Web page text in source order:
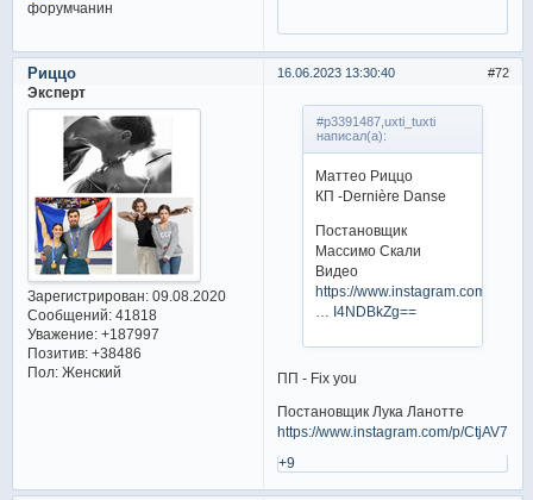
72
16.06.2023 13:30:40
Риццо
Эксперт
Зарегистрирован: 09.08.2020
Сообщений:41818
Уважение: +187997
Позитив: +38486
Пол:Женский
#p3391487,uxti_tuxti
написал(а):
Маттео Риццо
КП -Dernière Danse
Постановщик
Массимо Скали
Видео
https://www.instagram.com/p/
… I4NDBkZg==
ПП - Fix you
Постановщик Лука Ланотте
https://www.instagram.com/p/
+9